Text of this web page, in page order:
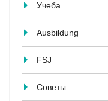
Учеба
Ausbildung
FSJ
Советы